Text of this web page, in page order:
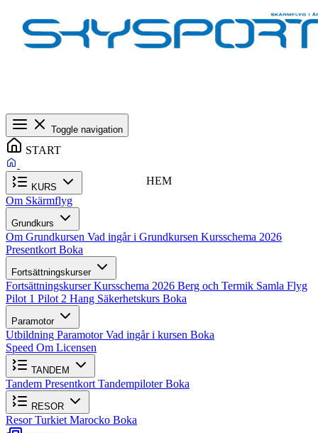
Toggle navigation
START
HEM
KURS
Om Skärmflyg
Grundkurs
Om Grundkursen Vad ingår i Grundkursen Kursschema 2026
Presentkort Boka
Fortsättningskurser
FortsättningskurserKursschema 2026 Berg och Termik Samla Flyg
Pilot 1 Pilot 2 Hang Säkerhetskurs Boka
Paramotor
Utbildning ParamotorVad ingår i kursen Boka
Speed Om Licensen
TANDEM
Tandem Presentkort TandempiloterBoka
RESOR
ResorTurkiet Marocko Boka